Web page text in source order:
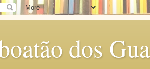
dos